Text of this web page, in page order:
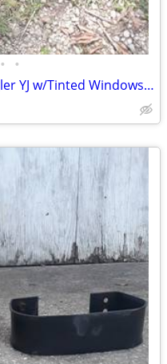
• •
Jeep Soft Top for 88-95 Wrangler YJ w/Tinted Windows in Black